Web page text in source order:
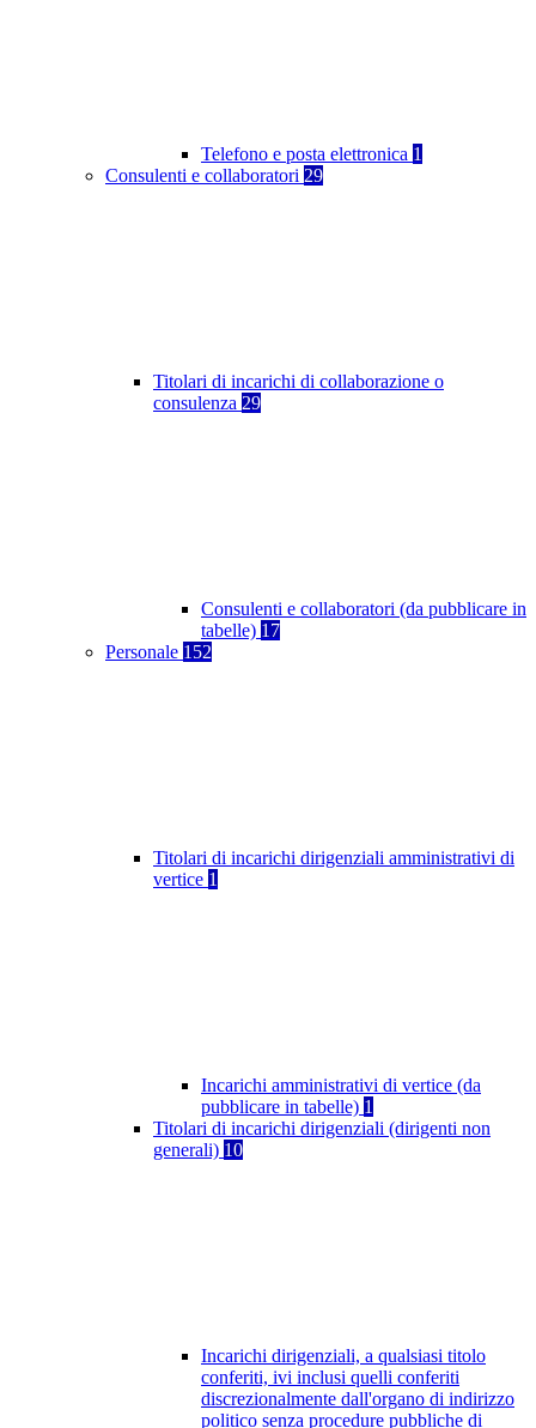
Telefono e posta elettronica 1
Consulenti e collaboratori 29
Titolari di incarichi di collaborazione o
consulenza 29
Consulenti e collaboratori (da pubblicare in
tabelle) 17
Personale 152
Titolari di incarichi dirigenziali amministrativi di
vertice 1
Incarichi amministrativi di vertice (da
pubblicare in tabelle) 1
Titolari di incarichi dirigenziali (dirigenti non
generali) 10
Incarichi dirigenziali, a qualsiasi titolo
conferiti, ivi inclusi quelli conferiti
discrezionalmente dall'organo di indirizzo
politico senza procedure pubbliche di